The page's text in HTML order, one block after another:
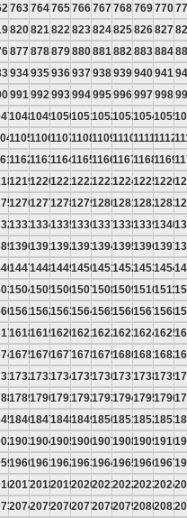
763764765766767768769770
820821 822 823824825826827
877878879880881 882 883884
934935936937938939940941
991 992 993994995996997998
10481049105010511052105310541055
11051106110711081109111011111112
11621163116411651166116711681169
12191220122112221223122412251226
12761277127812791280128112821283
13331334133513361337133813391340
13901391139213931394139513961397
14471448144914501451145214531454
15041505150615071508150915101511
15611562156315641565156615671568
16181619162016211622162316241625
16751676167716781679168016811682
17321733173417351736173717381739
17891790179117921793179417951796
18461847184818491850185118521853
19031904190519061907190819091910
19601961196219631964196519661967
20172018201920202021202220232024
20742075207620772078207920802081